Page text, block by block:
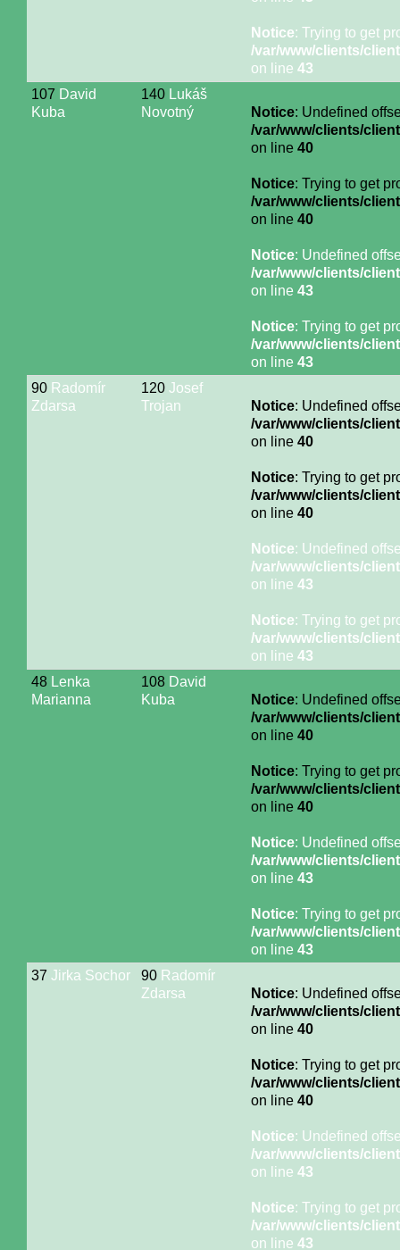
Notice: Trying to get
/var/www/clients/
on line 43
107 David
Kuba
140 Lukáš
Novotný
Notice: Undefined
/var/www/clients/
on line 40
Notice: Trying to get
/var/www/clients/
on line 40
Notice: Undefined
/var/www/clients/
on line 43
Notice: Trying to get
/var/www/clients/
on line 43
90 Radomír
Zdarsa
120 Josef
Trojan
Notice: Undefined
/var/www/clients/
on line 40
Notice: Trying to get
/var/www/clients/
on line 40
Notice: Undefined
/var/www/clients/
on line 43
Notice: Trying to get
/var/www/clients/
on line 43
48 Lenka
Marianna
108 David
Kuba
Notice: Undefined
/var/www/clients/
on line 40
Notice: Trying to get
/var/www/clients/
on line 40
Notice: Undefined
/var/www/clients/
on line 43
Notice: Trying to get
/var/www/clients/
on line 43
37 Jirka Sochor 90 Radomír
Zdarsa
Notice: Undefined
/var/www/clients/
on line 40
Notice: Trying to get
/var/www/clients/
on line 40
Notice: Undefined
/var/www/clients/
on line 43
Notice: Trying to get
/var/www/clients/
on line 43